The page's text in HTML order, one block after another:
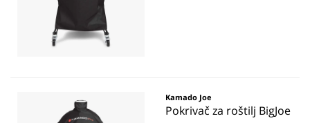
Kamado Joe
Pokrivač za roštilj BigJoe